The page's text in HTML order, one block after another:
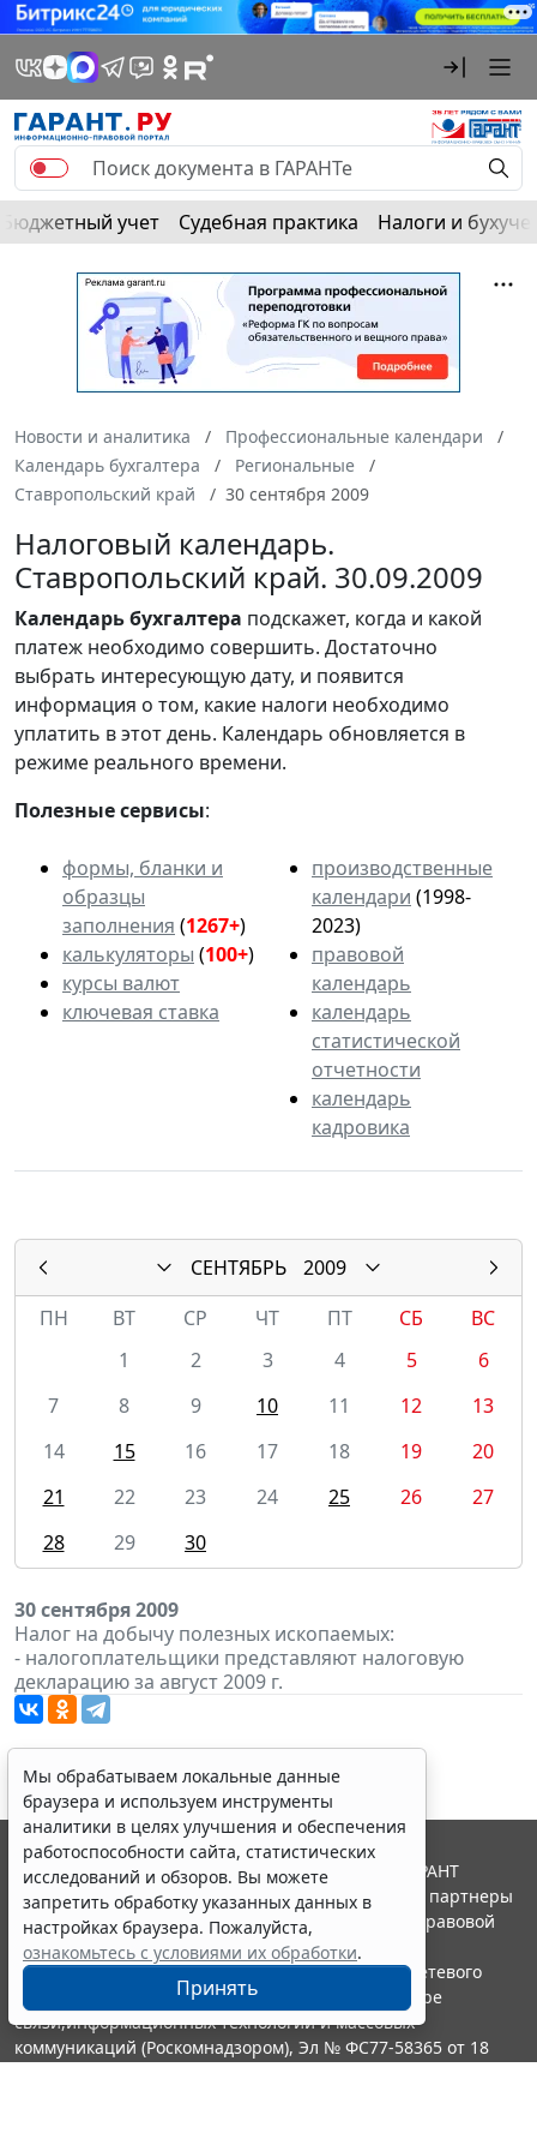
Бюджетный учет Судебная практика Налоги и
Новости и аналитика
Профессиональные календари
Календарь бухгалтера
Региональные
Ставропольский край
30 сентября 2009
Налоговый календарь.
Ставропольский край. 30.09.2009
Календарьбухгалтера подскажет, когда и какой
платеж необходимо совершить. Достаточно
выбрать интересующую дату, и появится
информация о том, какие налоги необходимо
уплатить в этот день. Календарь обновляется в
режиме реального времени.
Полезные сервисы:
формы, бланки и
образцы
заполнения (1267+)
калькуляторы (100+)
курсы валют
ключевая ставка
производственные
календари (1998-
2023)
правовой
календарь
календарь
статистической
отчетности
календарь
кадровика
СЕНТЯБРЬ
2009
ПН
ВТ СР ЧТ ПТ СБ
ВС
1
2 3 4 5
6
7
8 9 10 11 12
13
14
15 16 17 18 19
20
21
22 23 24 25 26
27
28
29 30
30 сентября 2009
Налог на добычу полезных ископаемых:
- налогоплательщики представляют налоговую
декларацию за август 2009 г.
Мы обрабатываем локальные данные
браузера и используем инструменты
аналитики в целях улучшения и обеспечения
работоспособности сайта, статистических
исследований и обзоров. Вы можете
запретить обработку указанных данных в
настройках браузера. Пожалуйста,
ознакомьтесь с условиями их обработки.
Принять
© ООО "НПП "ГАРАНТ-СЕРВИС", 2026. Система ГАРАНТ
выпускается с 1990 года. Компания "Гарант" и ее партнеры
являются участниками Российской ассоциации правовой
информации ГАРАНТ.
Портал ГАРАНТ.РУ зарегистрирован в качестве сетевого
издания Федеральной службой по надзору в сфере
связи,информационных технологий и массовых
коммуникаций (Роскомнадзором), Эл № ФС77-58365 от 18